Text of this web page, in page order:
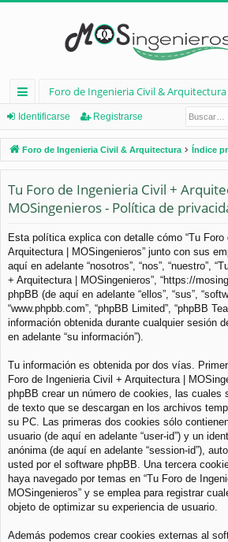
nl
ac
es
rá
pi
d
os
Foro de Ingenieria Civil & Arquitectura
Identificarse Registrarse
Foro de Ingenieria Civil & Arquitectura Índice
Tu Foro de Ingenieria Civil +
MOSingenieros - Política de
Esta política explica con detalle cómo “Tu Foro
Arquitectura | MOSingenieros” junto con sus
aquí en adelante “nosotros”, “nos”, “nuestro”,
+ Arquitectura | MOSingenieros”, “https://
phpBB (de aquí en adelante “ellos”, “sus”,
“www.phpbb.com”, “phpBB Limited”, “phpBB
información obtenida durante cualquier sesión
en adelante “su información”).
Tu información es obtenida por dos vías.
Foro de Ingenieria Civil + Arquitectura |
phpBB crear un número de cookies, las cuales
de texto que se descargan en los archivos
su PC. Las primeras dos cookies sólo
usuario (de aquí en adelante “user-id”) y un
anónima (de aquí en adelante “session-id”),
usted por el software phpBB. Una tercera
haya navegado por temas en “Tu Foro de
MOSingenieros” y se emplea para registrar
objeto de optimizar su experiencia de usuario.
Además podemos crear cookies externas al